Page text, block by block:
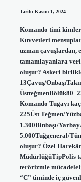
Tarih: Kasım 1, 2024
Komando timi
Kuvvetleri
uzman çavuşlardan,
tamamlayanlara
oluşur? Askeri
13Çavuş/
Komando Tugayı
225Üst Teğmen/
1.300Binbaşı/
5.000Tuğgeneral/
oluşur? Özel
MüdürlüğüTipPolis
terörizmle
“C” timinde iç